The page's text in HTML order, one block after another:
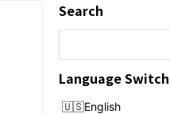
Search
Language
English